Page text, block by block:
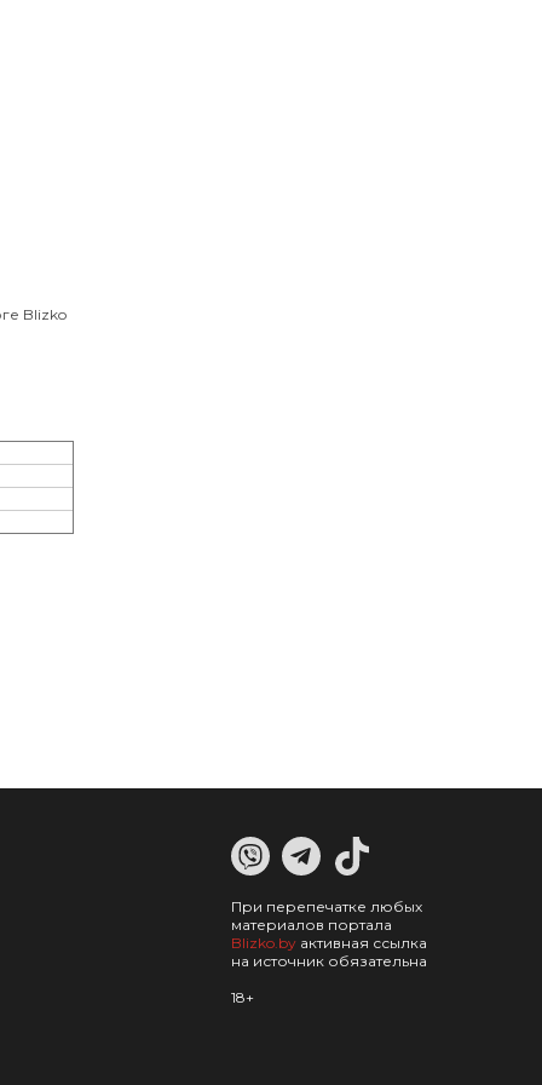
Blizko
При перепечатке любых
материалов портала
Blizko.by активная ссылка
на источник обязательна
18+